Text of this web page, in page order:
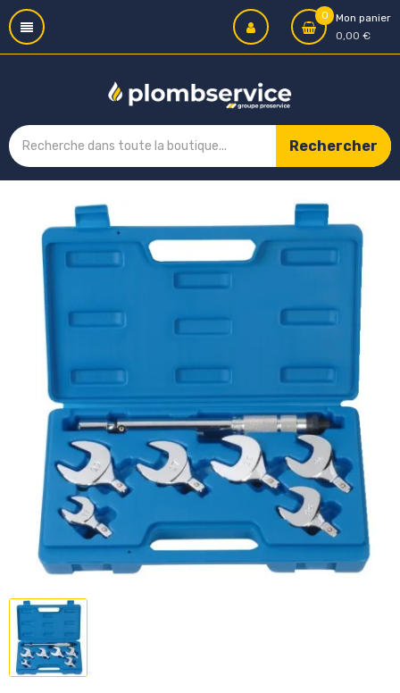
0
Mon panier
0,00 €
Rechercher